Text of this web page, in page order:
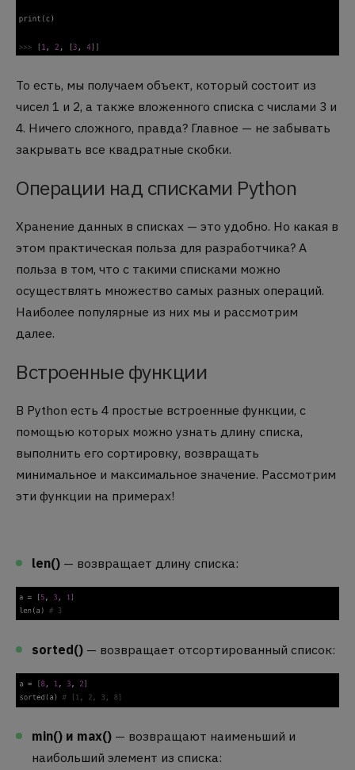
То есть, мы получаем объект, который состоит из
чисел 1 и 2, а также вложенного списка с числами 3 и
4. Ничего сложного, правда? Главное — не забывать
закрывать все квадратные скобки.
Операции над списками Python
Хранение данных в списках — это удобно. Но какая в
этом практическая польза для разработчика? А
польза в том, что с такими списками можно
осуществлять множество самых разных операций.
Наиболее популярные из них мы и рассмотрим
далее.
Встроенные функции
В Python есть 4 простые встроенные функции, с
помощью которых можно узнать длину списка,
выполнить его сортировку, возвращать
минимальное и максимальное значение. Рассмотрим
эти функции на примерах!
len() — возвращает длину списка:
sorted() — возвращает отсортированный список:
min() и max() — возвращают наименьший и
наибольший элемент из списка: